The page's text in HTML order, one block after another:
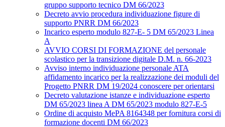
gruppo supporto tecnico DM 66/2023
Decreto avvio procedura individuazione figure di
supporto PNRR DM 66/2023
Incarico esperto modulo 827-E- 5 DM 65/2023 Linea
A
AVVIO CORSI DI FORMAZIONE del personale
scolastico per la transizione digitale D.M. n. 66-2023
Avviso interno individuazione personale ATA
affidamento incarico per la realizzazione dei moduli del
Progetto PNRR DM 19/2024 conoscere per orientarsi
Decreto valutazione istanze e individuazione esperto
DM 65/2023 linea A DM 65/2023 modulo 827-E-5
Ordine di acquisto MePA 8164348 per fornitura corsi di
formazione docenti DM 66/2023